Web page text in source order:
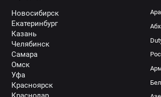
Новосибирск
Екатеринбург
Казань
Челябинск
Самара
Омск
Уфа
Красноярск